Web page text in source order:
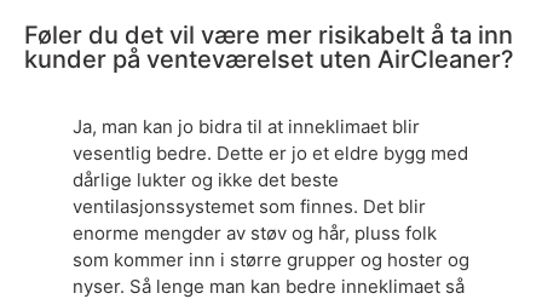
Føler du det vil være mer risikabelt å ta inn
kunder på venteværelset uten AirCleaner?
Ja, man kan jo bidra til at inneklimaet blir
vesentlig bedre. Dette er jo et eldre bygg med
dårlige lukter og ikke det beste
ventilasjonssystemet som finnes. Det blir
enorme mengder av støv og hår, pluss folk
som kommer inn i større grupper og hoster og
nyser. Så lenge man kan bedre inneklimaet så